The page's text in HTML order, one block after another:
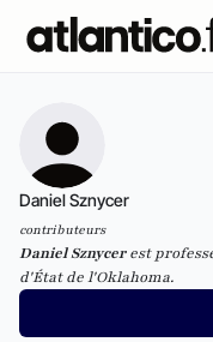
Daniel Sznycer
contributeurs
Daniel Sznycerest
d'État de l'Oklahoma.